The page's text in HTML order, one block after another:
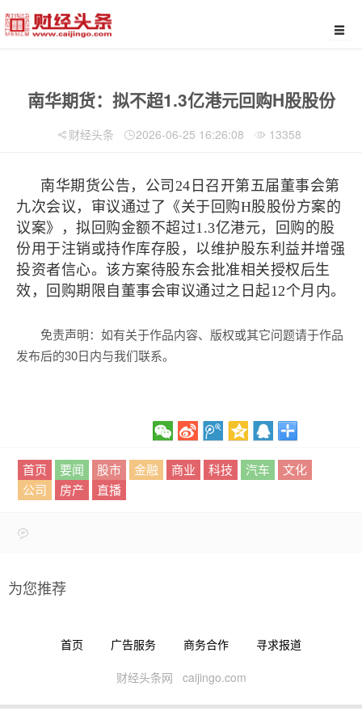
南华期货：拟不超1.3亿港元回购H股股份
财经头条 2026-06-25 16:26:08 13358
南华期货公告，公司24日召开第五届董事会第
九次会议，审议通过了《关于回购H股股份方案的
议案》，拟回购金额不超过1.3亿港元，回购的股
份用于注销或持作库存股，以维护股东利益并增强
投资者信心。该方案待股东会批准相关授权后生
效，回购期限自董事会审议通过之日起12个月内。
免责声明：如有关于作品内容、版权或其它问题请于作品
发布后的30日内与我们联系。
首页 要闻 股市 金融 商业 科技 汽车
文化
公司
房产 直播
为您推荐
首页 广告服务 商务合作 寻求报道
财经头条网 caijingo.com